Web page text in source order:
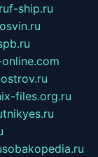
f-ship.ru
files.org.ru
sobakopedia.ru